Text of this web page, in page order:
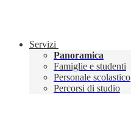
Servizi
Panoramica
Famiglie e studenti
Personale scolastico
Percorsi di studio